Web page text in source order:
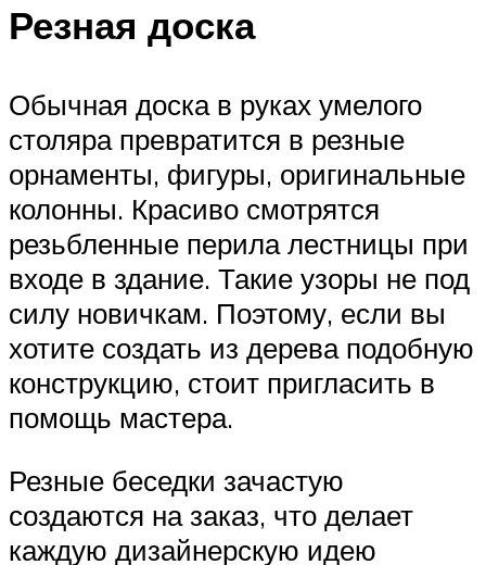
Резная доска
Обычная доска в руках умелого
столяра превратится в резные
орнаменты, фигуры, оригинальные
колонны. Красиво смотрятся
резьбленные перила лестницы при
входе в здание. Такие узоры не под
силу новичкам. Поэтому, если вы
хотите создать из дерева подобную
конструкцию, стоит пригласить в
помощь мастера.
Резные беседки зачастую
создаются на заказ, что делает
каждую дизайнерскую идею